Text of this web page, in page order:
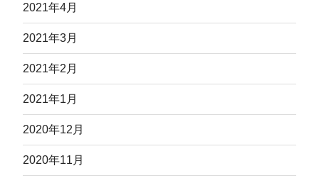
2021年4月
2021年3月
2021年2月
2021年1月
2020年12月
2020年11月